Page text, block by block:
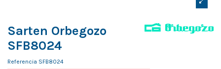
Sarten Orbegozo
SFB8024
Referencia SFB8024